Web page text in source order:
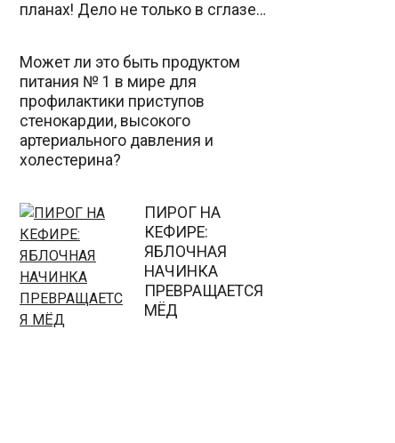
планах! Дело не только в сглазе…
Может ли это быть продуктом
питания № 1 в мире для
профилактики приступов
стенокардии, высокого
артериального давления и
холестерина?
ПИРОГ НА
КЕФИРЕ:
ЯБЛОЧНАЯ
НАЧИНКА
ПРЕВРАЩАЕТСЯ
МЁД